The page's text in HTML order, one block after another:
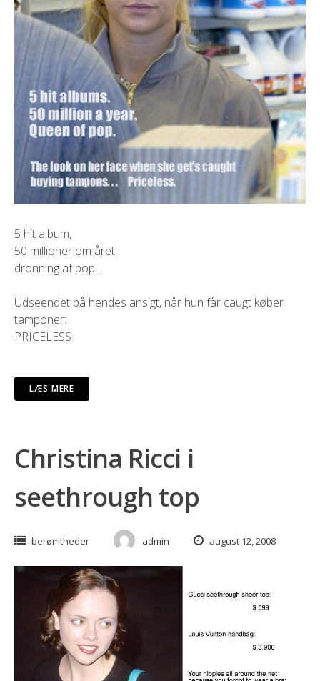
5 hit album,
50 millioner om året,
dronning af pop…
Udseendet på hendes ansigt, når hun får caugt køber
tamponer:
PRICELESS
LÆS MERE
Christina Ricci i
seethrough top
berømtheder admin august 12, 2008